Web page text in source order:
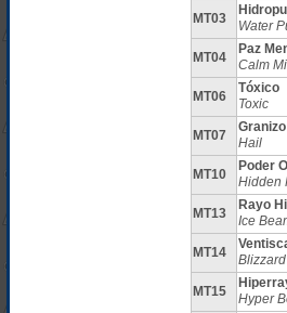
MT03
Water
MT04
Paz
Calm
MT06
Tóxico
Toxic
MT07
Granizo
Hail
MT10
Poder
Hidden
MT13
Rayo
Ice
MT14
Blizzard
MT15
Hyper